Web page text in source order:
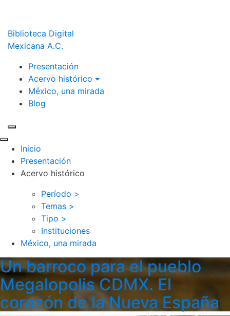
Biblioteca Digital
Mexicana A.C.
Presentación
Acervo histórico
México, una mirada
Blog
Inicio
Presentación
Acervo histórico
Período >
Temas >
Tipo >
Instituciones
México, una mirada
Un barroco para el pueblo
Megalopolis CDMX. El
corazón de la Nueva España